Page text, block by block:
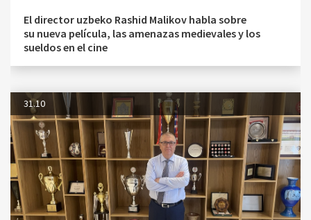
El director uzbeko Rashid Malikov habla sobre
su nueva película, las amenazas medievales y los
sueldos en el cine
31.10